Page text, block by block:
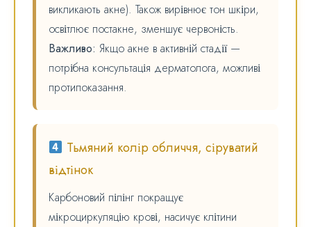
викликають акне). Також вирівнює тон шкіри,
освітлює постакне, зменшує червоність.
Важливо: Якщо акне в активній стадії —
потрібна консультація дерматолога, можливі
протипоказання.
Тьмяний колір обличчя, сіруватий
відтінок
Карбоновий пілінг покращує
мікроциркуляцію крові, насичує клітини